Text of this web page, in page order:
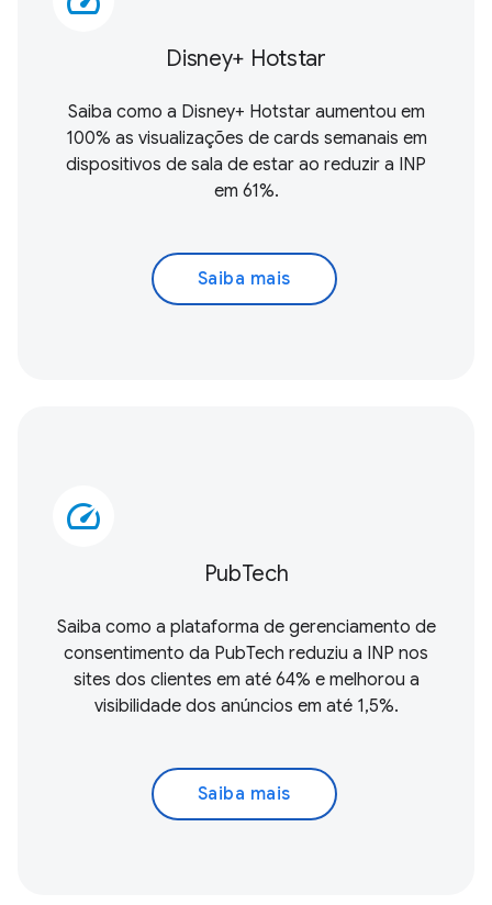
Disney+ Hotstar
Saiba como a Disney+ Hotstar aumentou em
100% as visualizações de cards semanais em
dispositivos de sala de estar ao reduzir a INP
em 61%.
Saiba mais
speed
PubTech
Saiba como a plataforma de gerenciamento de
consentimento da PubTech reduziu a INP nos
sites dos clientes em até 64% e melhorou a
visibilidade dos anúncios em até 1,5%.
Saiba mais